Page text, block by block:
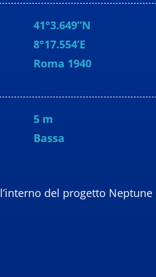
41°3.649”N
8°17.554’E
Roma 1940
5 m
Bassa
del progetto Neptune